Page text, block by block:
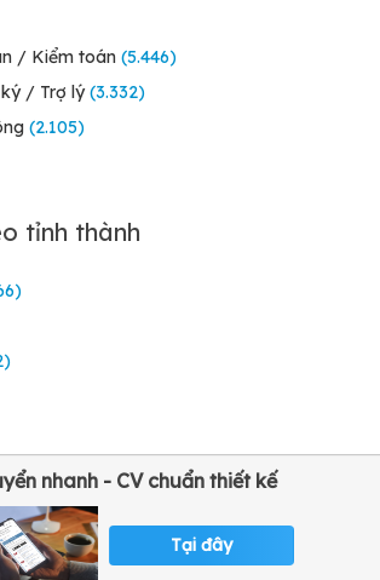
/ Kiểm toán (5.446)
/ Trợ lý (3.332)
(2.105)
tỉnh thành
nhanh - CV chuẩn thiết kế
Tại đây